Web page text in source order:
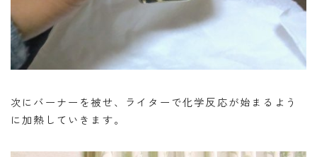
次にバーナーを被せ、ライターで化学反応が始まるよう
に加熱していきます。